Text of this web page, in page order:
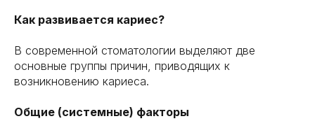
Как развивается кариес?
В современной стоматологии выделяют две
основные группы причин, приводящих к
возникновению кариеса.
Общие (системные) факторы